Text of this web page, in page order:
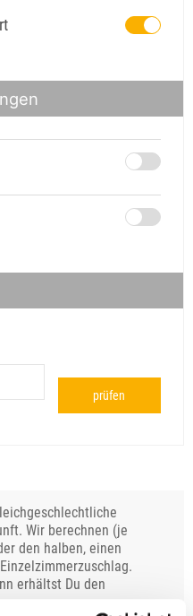
prüfen
Wir berechnen (je
den halben, einen
erhältst Du den